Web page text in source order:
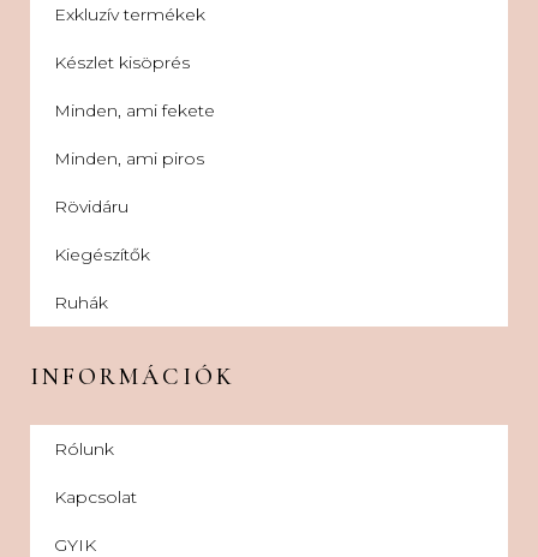
Exkluzív termékek
Készlet kisöprés
Minden, ami fekete
Minden, ami piros
Rövidáru
Kiegészítők
Ruhák
INFORMÁCIÓK
Rólunk
Kapcsolat
GYIK